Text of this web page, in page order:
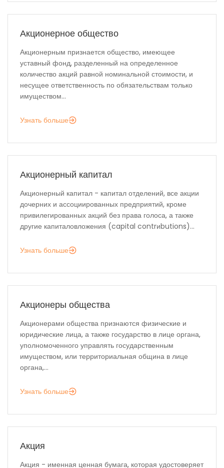
Акционерное общество
Акционерным признается общество, имеющее
уставный фонд, разделенный на определенное
количество акций равной номинальной стоимости, и
несущее ответственность по обязательствам только
имуществом...
Узнать больше
Акционерный капитал
Акционерный капитал - капитал отделений, все акции
дочерних и ассоциированных предприятий, кроме
привилегированных акций без права голоса, а также
другие капиталовложения (capital contrиbutions)...
Узнать больше
Акционеры общества
Акционерами общества признаются физические и
юридические лица, а также государство в лице органа,
уполномоченного управлять государственным
имуществом, или территориальная община в лице
органа,...
Узнать больше
Акция
Акция - именная ценная бумага, которая удостоверяет